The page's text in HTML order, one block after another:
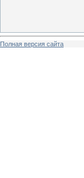
Полная версия сайта